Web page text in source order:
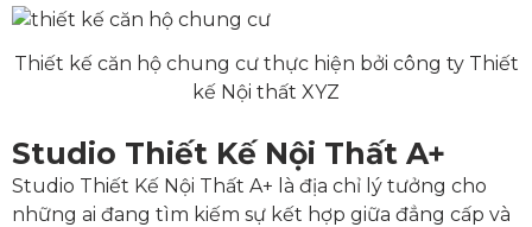
Thiết kế căn hộ chung cư thực hiện bởi công ty Thiết
kế Nội thất XYZ
Studio Thiết Kế Nội Thất A+
Studio Thiết Kế Nội Thất A+ là địa chỉ lý tưởng cho
những ai đang tìm kiếm sự kết hợp giữa đẳng cấp và